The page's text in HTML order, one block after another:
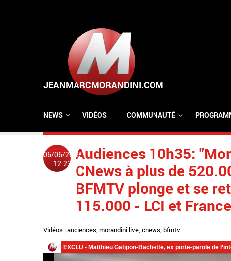
NEWS VIDÉOS COMMUNAUTÉ
06/06/2025
12:23
Audiences 10h35:
CNews à plus de
BFMTV plonge et se
115.000 - LCI et
Vidéos | audiences, morandini live, cnews, bfmtv